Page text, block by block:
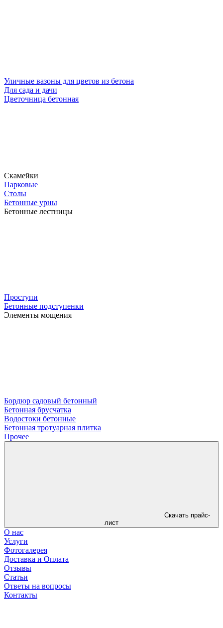
Уличные вазоны для цветов из бетона
Для сада и дачи
Цветочница бетонная
Скамейки
Парковые
Столы
Бетонные урны
Бетонные лестницы
Проступи
Бетонные подступенки
Элементы мощения
Бордюр садовый бетонный
Бетонная брусчатка
Водостоки бетонные
Бетонная тротуарная плитка
Прочее
Скачать прайс-
лист
О нас
Услуги
Фотогалерея
Доставка и Оплата
Отзывы
Статьи
Ответы на вопросы
Контакты